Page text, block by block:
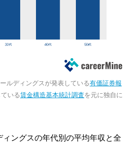
ルディングスが発表している有価証券報
いる賃金構造基本統計調査を元に独自に
ングスの年代別の平均年収と全